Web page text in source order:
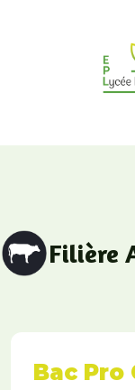
Filière
Bac